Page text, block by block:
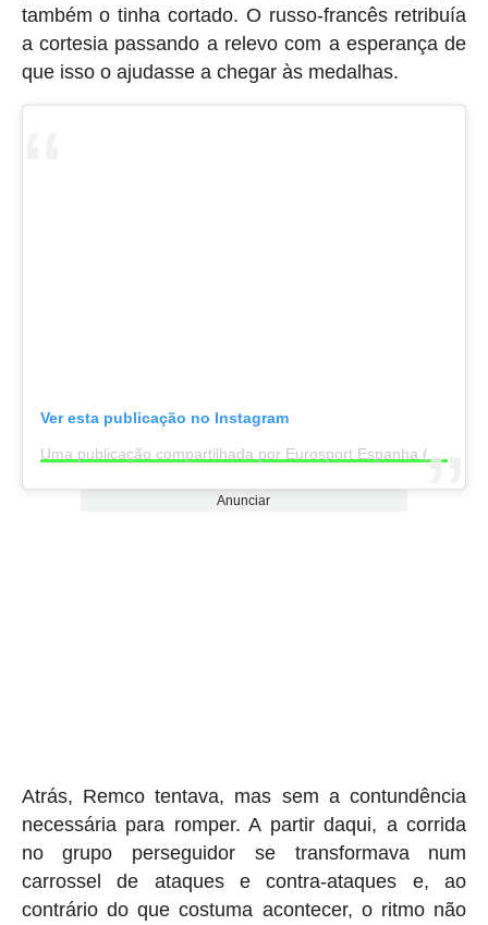
também o tinha cortado. O russo-francês retribuía
a cortesia passando a relevo com a esperança de
que isso o ajudasse a chegar às medalhas.
Ver esta publicação no Instagram
Anunciar
Atrás, Remco tentava, mas sem a contundência
necessária para romper. A partir daqui, a corrida
no grupo perseguidor se transformava num
carrossel de ataques e contra-ataques e, ao
contrário do que costuma acontecer, o ritmo não